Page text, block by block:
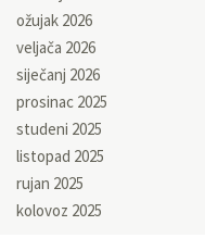
ožujak 2026
veljača 2026
siječanj 2026
prosinac 2025
studeni 2025
listopad 2025
rujan 2025
kolovoz 2025